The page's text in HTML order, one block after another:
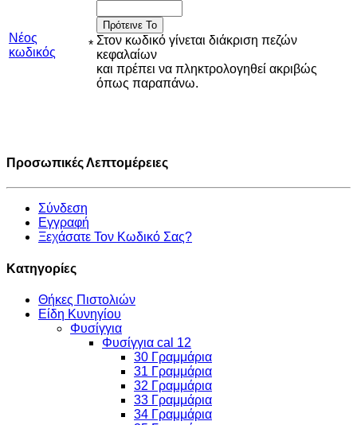
Νέος
κωδικός
*
Πρότεινε Το
Στον κωδικό γίνεται διάκριση πεζών
κεφαλαίων
και πρέπει να πληκτρολογηθεί ακριβώς
όπως παραπάνω.
Προσωπικές Λεπτομέρειες
Σύνδεση
Εγγραφή
Ξεχάσατε Τον Κωδικό Σας?
Κατηγορίες
Θήκες Πιστολιών
Είδη Κυνηγίου
Φυσίγγια
Φυσίγγια cal 12
30 Γραμμάρια
31 Γραμμάρια
32 Γραμμάρια
33 Γραμμάρια
34 Γραμμάρια